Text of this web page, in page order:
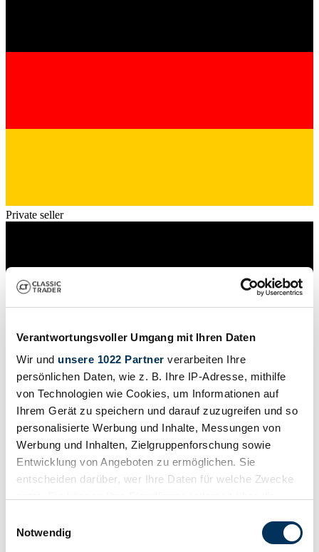
Verantwortungsvoller Umgang mit Ihren Daten
Wir und unsere 1022 Partner verarbeiten Ihre
persönlichen Daten, wie z. B. Ihre IP-Adresse, mithilfe
von Technologien wie Cookies, um Informationen auf
Ihrem Gerät zu speichern und darauf zuzugreifen und so
personalisierte Werbung und Inhalte, Messungen von
Werbung und Inhalten, Zielgruppenforschung sowie
Entwicklung von Angeboten zu ermöglichen. Sie
entscheiden darüber, wer Ihre Daten für welche Zwecke
Trigger Symbol ändern oder widerrufen
Notwendig
Private seller
Private seller
Expired listing